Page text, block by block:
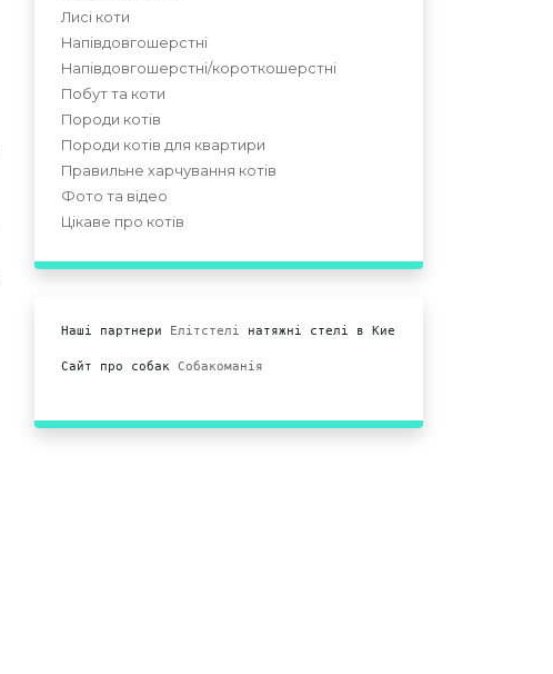
Лисі коти
Напівдовгошерстні
Напівдовгошерстні/короткошерстні
Побут та коти
Породи котів
Породи котів для квартири
Правильне харчування котів
Фото та відео
Цікаве про котів
Наші партнери Елітстелі натяжні стелі в Киеві.
Сайт про собак Собакоманія